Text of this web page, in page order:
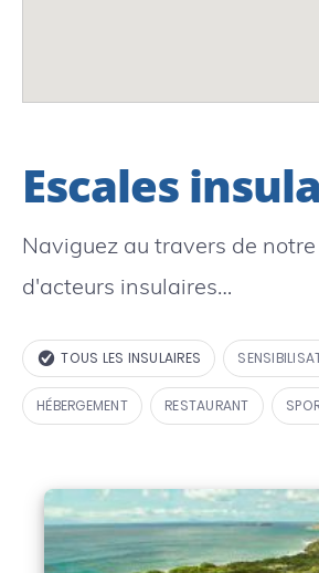
Escales
Naviguez au travers de
d'acteurs insulaires…
TOUS LES INSULAIRES
HÉBERGEMENT RESTAURANT